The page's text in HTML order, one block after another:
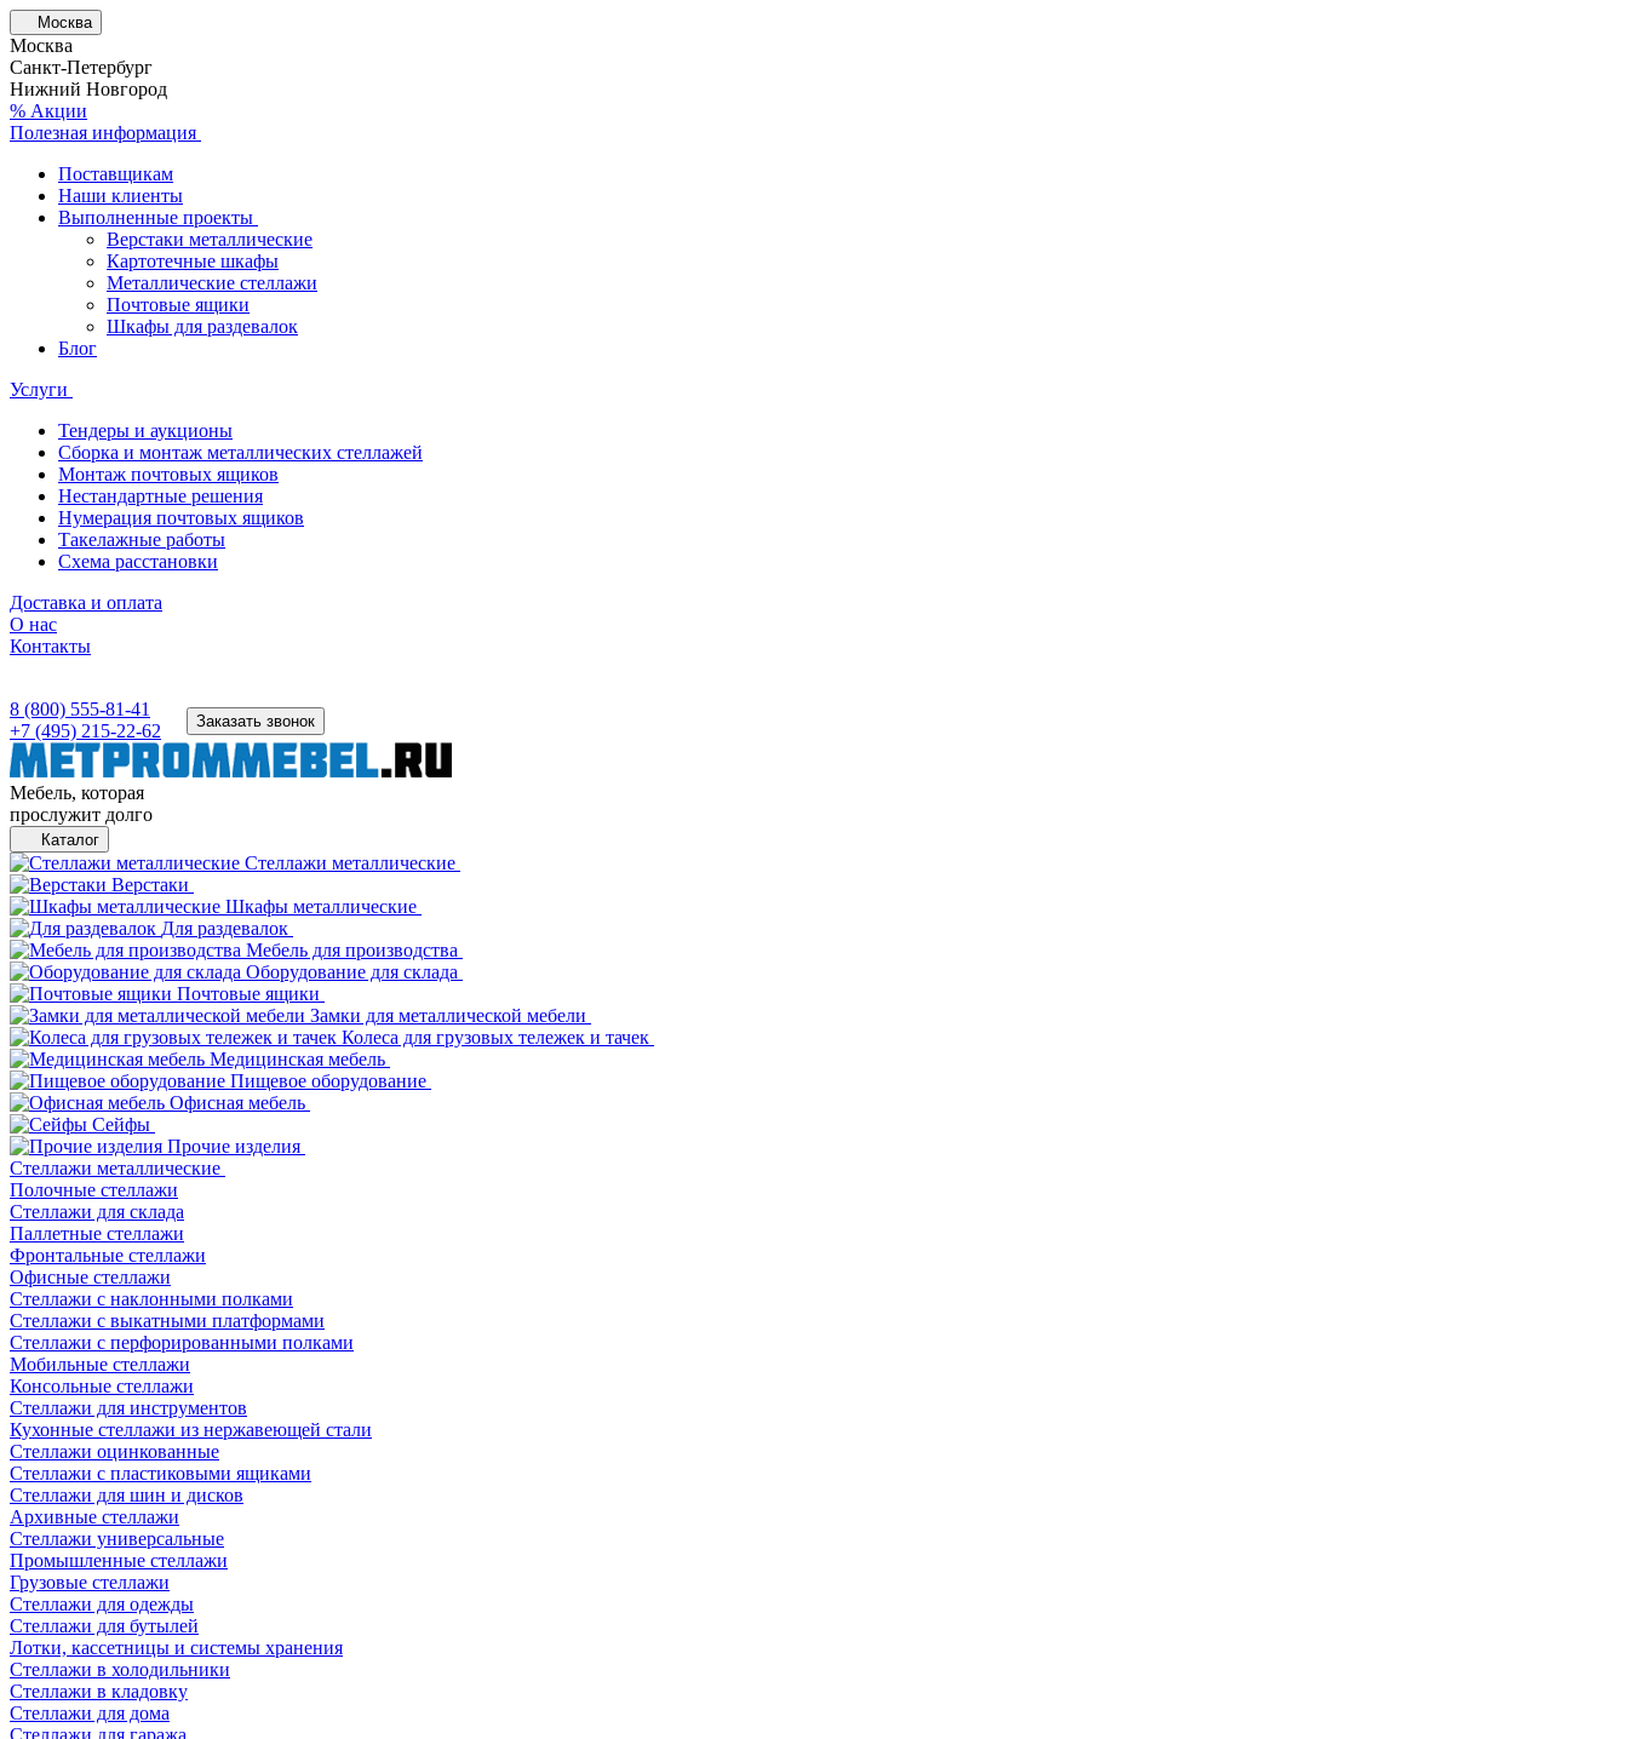
Москва
Москва
Санкт-Петербург
Нижний Новгород
% Акции
Полезная информация
Поставщикам
Наши клиенты
Выполненные проекты
Верстаки металлические
Картотечные шкафы
Металлические стеллажи
Почтовые ящики
Шкафы для раздевалок
Блог
Услуги
Тендеры и аукционы
Сборка и монтаж металлических стеллажей
Монтаж почтовых ящиков
Нестандартные решения
Нумерация почтовых ящиков
Такелажные работы
Схема расстановки
Доставка и оплата
О нас
Контакты
8 (800) 555-81-41
+7 (495) 215-22-62
Заказать звонок
Мебель, которая
прослужит долго
Каталог
Стеллажи металлические
Верстаки
Шкафы металлические
Для раздевалок
Мебель для производства
Оборудование для склада
Почтовые ящики
Замки для металлической мебели
Колеса для грузовых тележек и тачек
Медицинская мебель
Пищевое оборудование
Офисная мебель
Сейфы
Прочие изделия
Стеллажи металлические
Полочные стеллажи
Стеллажи для склада
Паллетные стеллажи
Фронтальные стеллажи
Офисные стеллажи
Стеллажи с наклонными полками
Стеллажи с выкатными платформами
Стеллажи с перфорированными полками
Мобильные стеллажи
Консольные стеллажи
Стеллажи для инструментов
Кухонные стеллажи из нержавеющей стали
Стеллажи оцинкованные
Стеллажи с пластиковыми ящиками
Стеллажи для шин и дисков
Архивные стеллажи
Стеллажи универсальные
Промышленные стеллажи
Грузовые стеллажи
Стеллажи для одежды
Стеллажи для бутылей
Лотки, кассетницы и системы хранения
Стеллажи в холодильники
Стеллажи в кладовку
Стеллажи для дома
Стеллажи для гаража